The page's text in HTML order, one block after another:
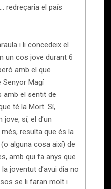
redreçaria el país
i li concedeix el
un cos jove durant 6
amb el que
Senyor Magí
amb el sentit de
té la Mort. Sí,
sí, el d’un
resulta que és la
alguna cosa així) de
amb qui fa anys que
joventut d’avui dia no
se li faran molt i